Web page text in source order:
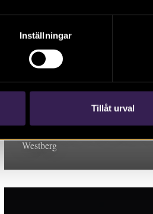
Inställningar
Tillåt urval
RAPPORT 2016:111
S:ta Gertruds
kapellbäcken
Westberg